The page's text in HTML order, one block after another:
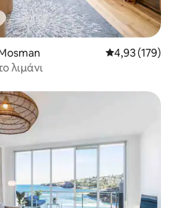
Μέση
4,93 (179)
λιμάνι